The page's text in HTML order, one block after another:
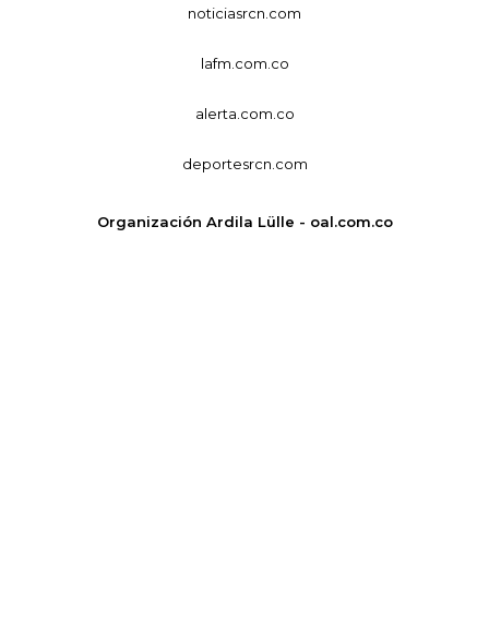
noticiasrcn.com
lafm.com.co
alerta.com.co
deportesrcn.com
Organización Ardila Lülle - oal.com.co